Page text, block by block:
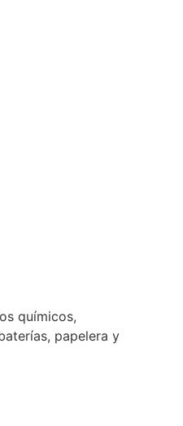
químicos,
papelera y